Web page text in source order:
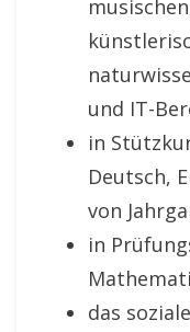
und IT-
in
Deutsch,
von
in
das